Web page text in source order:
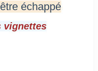
échappé
vignettes